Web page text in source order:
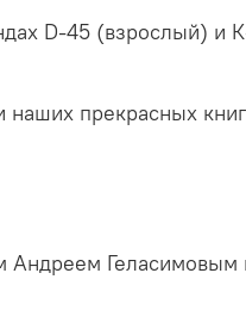
D-45 (взрослый) и
наших прекрасных
Андреем Геласимовым